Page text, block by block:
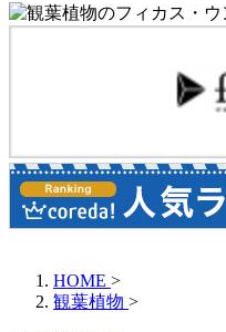
HOME >
観葉植物 >